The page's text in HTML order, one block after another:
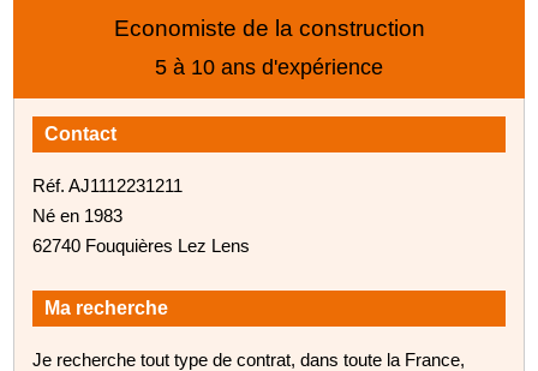
Economiste de la construction
5 à 10 ans d'expérience
Contact
Réf. AJ1112231211
Né en 1983
62740 Fouquières Lez Lens
Ma recherche
Je recherche tout type de contrat, dans toute la France,